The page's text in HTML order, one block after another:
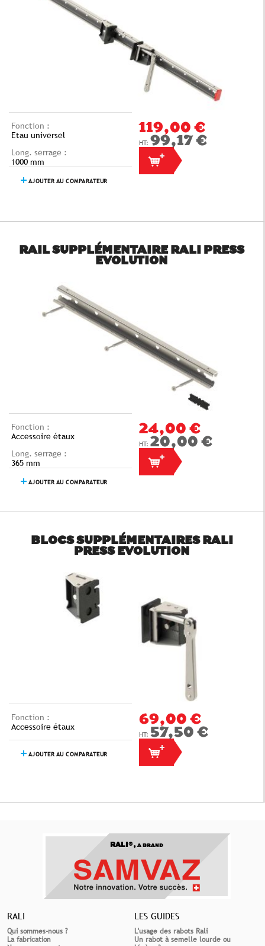
Fonction :
Etau universel
Long. serrage :
1000 mm
AJOUTER AU COMPARATEUR
119,00 €
99,17 €
RAIL SUPPLÉMENTAIRE RALI PRESS
EVOLUTION
Fonction :
Accessoire étaux
Long. serrage :
365 mm
AJOUTER AU COMPARATEUR
24,00 €
20,00 €
BLOCS SUPPLÉMENTAIRES RALI
PRESS EVOLUTION
Fonction :
Accessoire étaux
AJOUTER AU COMPARATEUR
69,00 €
57,50 €
RALI®,A BRAND
RALI
Qui sommes-nous ?
La fabrication
LES GUIDES
L'usage des rabots Rali
Un rabot à semelle lourde ou